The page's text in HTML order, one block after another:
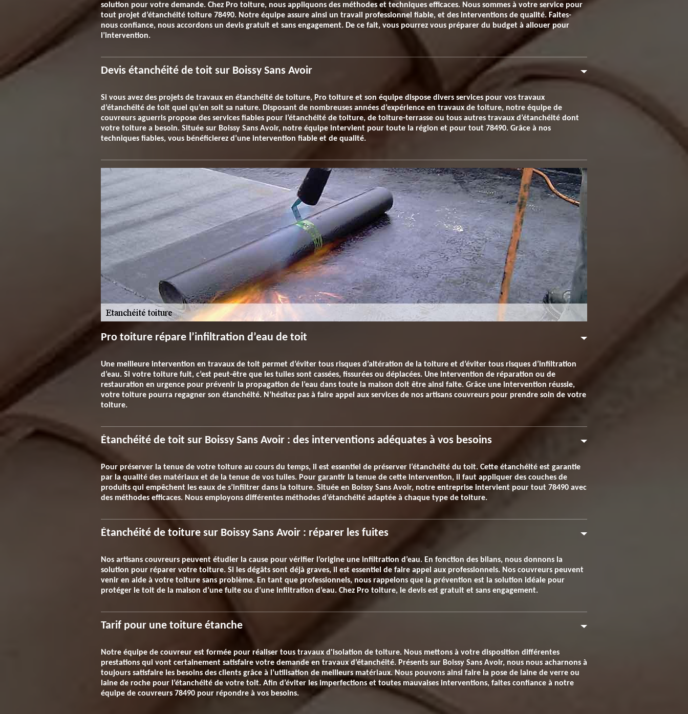
solution pour votre demande. Chez Pro toiture, nous appliquons des méthodes et techniques efficaces. Nous sommes à votre service pour
tout projet d’étanchéité toiture 78490. Notre équipe assure ainsi un travail professionnel fiable, et des interventions de qualité. Faites-
nous confiance, nous accordons un devis gratuit et sans engagement. De ce fait, vous pourrez vous préparer du budget à allouer pour
l’intervention.
Devis étanchéité de toit sur Boissy Sans Avoir
Si vous avez des projets de travaux en étanchéité de toiture, Pro toiture et son équipe dispose divers services pour vos travaux
d’étanchéité de toit quel qu’en soit sa nature. Disposant de nombreuses années d’expérience en travaux de toiture, notre équipe de
couvreurs aguerris propose des services fiables pour l’étanchéité de toiture, de toiture-terrasse ou tous autres travaux d’étanchéité dont
votre toiture a besoin. Située sur Boissy Sans Avoir, notre équipe intervient pour toute la région et pour tout 78490. Grâce à nos
techniques fiables, vous bénéficierez d’une intervention fiable et de qualité.
Pro toiture répare l’infiltration d’eau de toit
Une meilleure intervention en travaux de toit permet d’éviter tous risques d’altération de la toiture et d’éviter tous risques d’infiltration
d’eau. Si votre toiture fuit, c’est peut-être que les tuiles sont cassées, fissurées ou déplacées. Une intervention de réparation ou de
restauration en urgence pour prévenir la propagation de l’eau dans toute la maison doit être ainsi faite. Grâce une intervention réussie,
votre toiture pourra regagner son étanchéité. N’hésitez pas à faire appel aux services de nos artisans couvreurs pour prendre soin de votre
toiture.
Étanchéité de toit sur Boissy Sans Avoir : des interventions adéquates à vos besoins
Pour préserver la tenue de votre toiture au cours du temps, il est essentiel de préserver l’étanchéité du toit. Cette étanchéité est garantie
par la qualité des matériaux et de la tenue de vos tuiles. Pour garantir la tenue de cette intervention, il faut appliquer des couches de
produits qui empêchent les eaux de s’infiltrer dans la toiture. Située en Boissy Sans Avoir, notre entreprise intervient pour tout 78490 avec
des méthodes efficaces. Nous employons différentes méthodes d’étanchéité adaptée à chaque type de toiture.
Étanchéité de toiture sur Boissy Sans Avoir : réparer les fuites
Nos artisans couvreurs peuvent étudier la cause pour vérifier l’origine une infiltration d’eau. En fonction des bilans, nous donnons la
solution pour réparer votre toiture. Si les dégâts sont déjà graves, il est essentiel de faire appel aux professionnels. Nos couvreurs peuvent
venir en aide à votre toiture sans problème. En tant que professionnels, nous rappelons que la prévention est la solution idéale pour
protéger le toit de la maison d’une fuite ou d’une infiltration d’eau. Chez Pro toiture, le devis est gratuit et sans engagement.
Tarif pour une toiture étanche
Notre équipe de couvreur est formée pour réaliser tous travaux d'isolation de toiture. Nous mettons à votre disposition différentes
prestations qui vont certainement satisfaire votre demande en travaux d’étanchéité. Présents sur Boissy Sans Avoir, nous nous acharnons à
toujours satisfaire les besoins des clients grâce à l’utilisation de meilleurs matériaux. Nous pouvons ainsi faire la pose de laine de verre ou
laine de roche pour l’étanchéité de votre toit. Afin d’éviter les imperfections et toutes mauvaises interventions, faites confiance à notre
équipe de couvreurs 78490 pour répondre à vos besoins.